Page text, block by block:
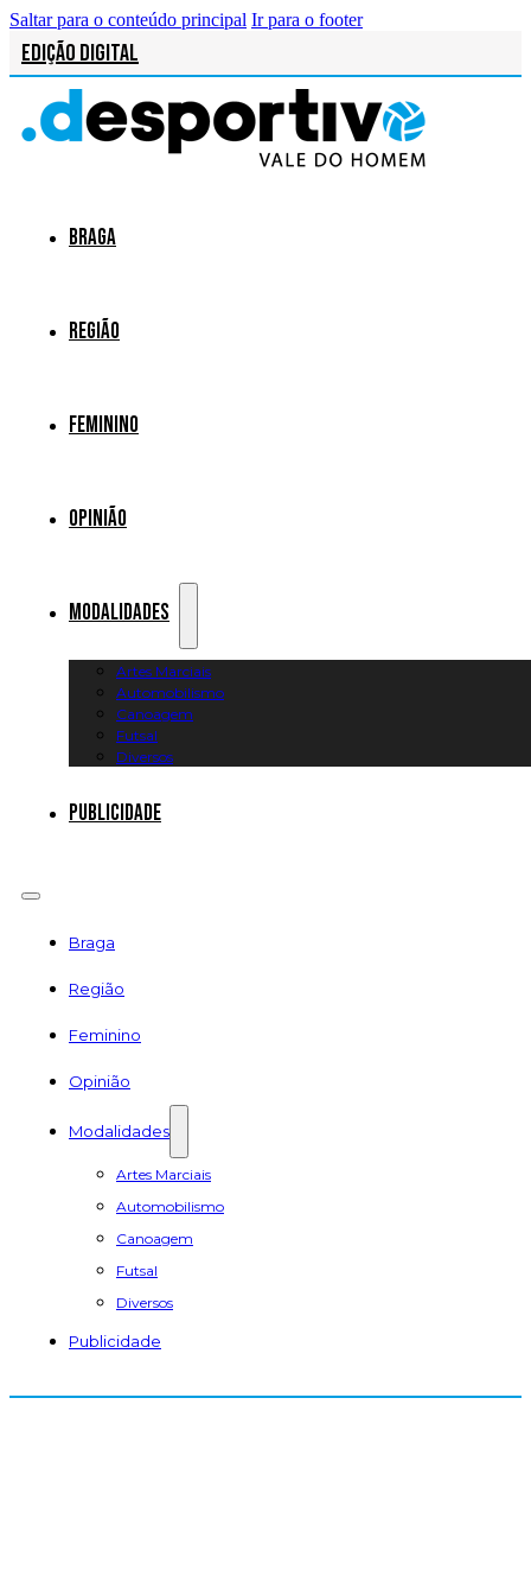
Saltar para o conteúdo principal Ir para o footer
Edição Digital
Braga
Região
Feminino
Opinião
Modalidades
Artes Marciais
Automobilismo
Canoagem
Futsal
Diversos
Publicidade
Braga
Região
Feminino
Opinião
Modalidades
Artes Marciais
Automobilismo
Canoagem
Futsal
Diversos
Publicidade